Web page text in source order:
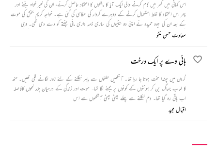
اس کہانی میں گھر میں کام کرنے والی ایک آیا کا مالکوں کا اعتماد حاصل کرنے، ان کی خیر خواہ بننے اور
پھر اس اعتماد کا غلط استعمال کرنے کے دوہرے کردار کی عکاسی کی گئی ہے۔ خواجہ کریم بخش کی موت
کے بعد ان کی بیوہ حمیدہ نے اپنی دو بیٹیوں کی ساری ذمہ داری مائی جنتے کو دے دی تھی۔ وہی
لڑکیوں کے سارے کام کیا کرتی تھی۔ انہیں کالج لے جاتی اور لاتی ۔ ان میں سے جب ایک لڑکی کی
سعادت حسن منٹو
ہائی وے پر ایک درخت
گردن میں پھندا سخت ہوتا جا رہا تھا۔ آنکھیں حلقوں سے باہر نکلنے کے لئے زور لگانے لگی تھیں۔ منھ
کا لعاب جھاگ بن کر ہونٹوں کے کونوں پر جمنے لگا تھا۔ موت اور زندگی کے درمیان چند لمحوں کافاصلہ
اب باقی رہ گیا تھا۔ دم نکلنے سے پہلے پھٹی پھٹی آنکھوں سے اس
اقبال مجید